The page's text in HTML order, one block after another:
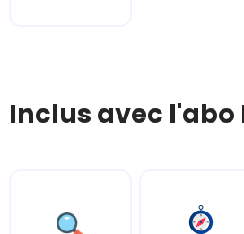
Inclus avec l'abo